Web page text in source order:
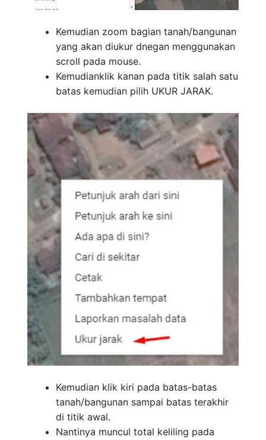
Kemudian zoom bagian tanah/bangunan
yang akan diukur dnegan menggunakan
scroll pada mouse.
Kemudianklik kanan pada titik salah satu
batas kemudian pilih UKUR JARAK.
Kemudian klik kiri pada batas-batas
tanah/bangunan sampai batas terakhir
di titik awal.
Nantinya muncul total keliling pada